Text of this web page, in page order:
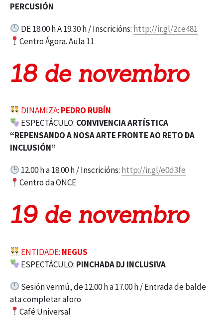
PERCUSIÓN
DE 18.00 h A 19.30 h / Inscricións: http://ir.gl/2ce481
Centro Ágora. Aula 11
18 de novembro
DINAMIZA: PEDRO RUBÍN
ESPECTÁCULO: CONVIVENCIA ARTÍSTICA
“REPENSANDO A NOSA ARTE FRONTE AO RETO DA
INCLUSIÓN”
12.00 h a 18.00 h / Inscricións: http://ir.gl/e0d3fe
Centro da ONCE
19 de novembro
ENTIDADE: NEGUS
ESPECTÁCULO: PINCHADA DJ INCLUSIVA
Sesión vermú, de 12.00 h a 17.00 h / Entrada de balde
ata completar aforo
Café Universal